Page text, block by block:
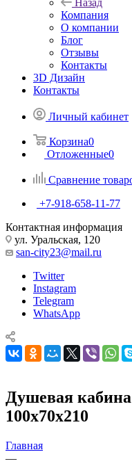
Назад
Компания
О компании
Блог
Отзывы
Контакты
3D Дизайн
Контакты
Личный кабинет
Корзина0
Отложенные0
Сравнение
+7-918-658-11-77
Контактная информация
ул. Уральская, 120
san-city23@mail.ru
Twitter
Instagram
Telegram
WhatsApp
Душевая
100x70x210
Главная
—